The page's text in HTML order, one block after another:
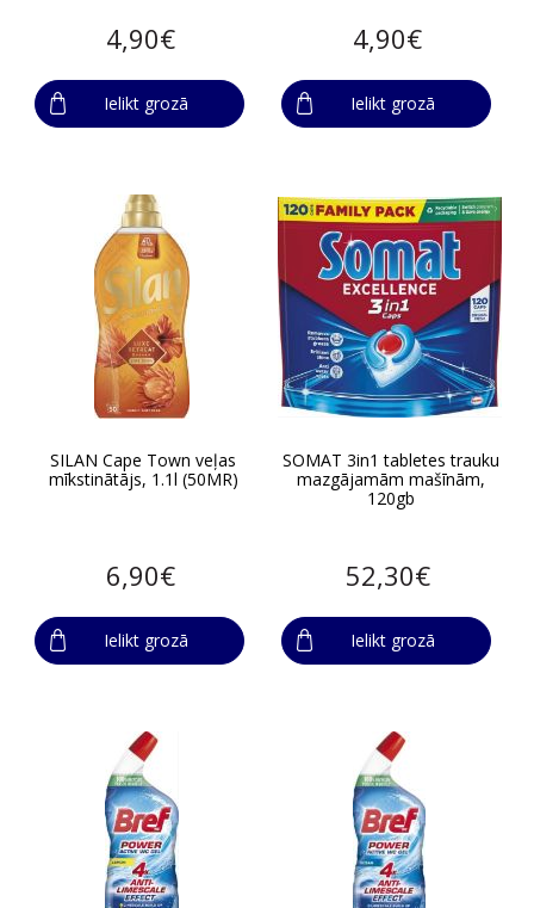
4,90€
Ielikt grozā
4,90€
Ielikt grozā
SILAN Cape Town veļas
mīkstinātājs, 1.1l (50MR)
6,90€
Ielikt grozā
SOMAT 3in1 tabletes trauku
mazgājamām mašīnām,
120gb
52,30€
Ielikt grozā